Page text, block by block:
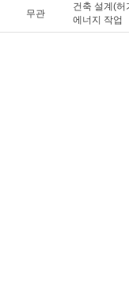
무관
건축 설계(허
에너지 작업